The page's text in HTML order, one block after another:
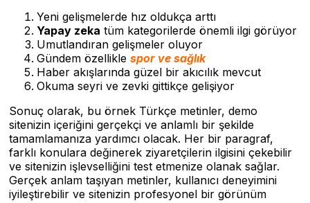
Yeni gelişmelerde hız oldukça arttı
Yapay zeka tüm kategorilerde önemli ilgi görüyor
Umutlandıran gelişmeler oluyor
Gündem özellikle spor ve sağlık
Haber akışlarında güzel bir akıcılık mevcut
Okuma seyri ve zevki gittikçe gelişiyor
Sonuç olarak, bu örnek Türkçe metinler, demo
sitenizin içeriğini gerçekçi ve anlamlı bir şekilde
tamamlamanıza yardımcı olacak. Her bir paragraf,
farklı konulara değinerek ziyaretçilerin ilgisini çekebilir
ve sitenizin işlevselliğini test etmenize olanak sağlar.
Gerçek anlam taşıyan metinler, kullanıcı deneyimini
iyileştirebilir ve sitenizin profesyonel bir görünüm